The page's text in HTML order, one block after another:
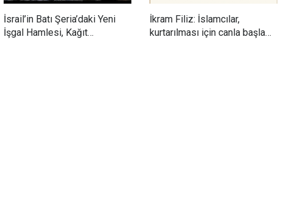
İsrail’in Batı Şeria’daki Yeni
İşgal Hamlesi, Kağıt
İkram Filiz: İslamcılar,
kurtarılması için canla başla